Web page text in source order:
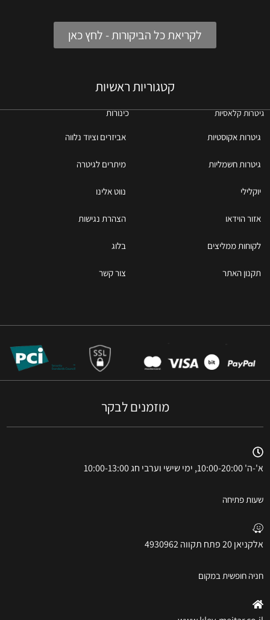
לקריאת כל הביקורות - לחץ כאן
קטגוריות ראשיות
גיטרות קלאסיות כינורות
גיטרות אקוסטיות אביזרים וציוד נלווה
גיטרות חשמליות מיתרים לגיטרה
יוקלילי נווט אלינו
אזור הוידאו הצהרת נגישות
לקוחות ממליצים בלוג
תקנון האתר צור קשר
מוזמנים לבקר
א'-ה' 10:00-20:00, ימי שישי וערבי חג 10:00-13:00
שעות פתיחה
אלקניאן 20 פתח תקווה 4930962
חניה חופשית במקום